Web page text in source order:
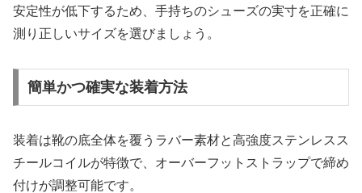
安定性が低下するため、手持ちのシューズの実寸を正確に
測り正しいサイズを選びましょう。
簡単かつ確実な装着方法
装着は靴の底全体を覆うラバー素材と高強度ステンレスス
チールコイルが特徴で、オーバーフットストラップで締め
付けが調整可能です。